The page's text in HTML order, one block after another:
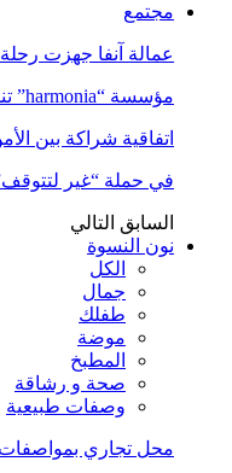
مجتمع
عمالة آنفا جهزت
مؤسسة “harmonia” تنظم ندوة بعنوان ” الذكاء الاصطناعي ومهن المستقبل:…
اتفاقية شراكة بين
في حملة “غير
السابق التالي
نون النسوة
الكل
جمال
طفلك
موضة
المطبخ
صحة و رشاقة
وصفات طبيعية
محل تجاري بمواصفات